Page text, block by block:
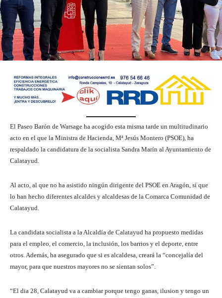
El Paseo Barón de Warsage ha acogido esta misma tarde un multitudinario
acto en el que la Ministra de Hacienda, Mª Jesús Montero (PSOE), ha
respaldado la candidatura de la socialista Sandra Marín al Ayuntamiento de
Calatayud.
Al acto, al que no ha asistido ningún dirigente del PSOE en Aragón, sí que
lo han hecho diferentes alcaldes y alcaldesas de la Comarca Comunidad de
Calatayud.
La candidata socialista a la Alcaldía de Calatayud ha propuesto medidas
para el empleo, el comercio, la inclusión, los barrios y el deporte, entre
otros. Además, ha asegurado que si es alcaldesa, creará la “concejalía del
mayor, para que nuestros mayores no se sientan solos”.
“El dia 28, Calatayud va a cambiar porque tengo ganas, ilusion y tengo un